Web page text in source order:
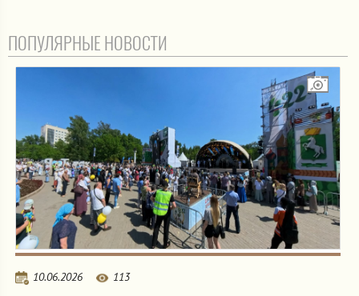
ПОПУЛЯРНЫЕ НОВОСТИ
10.06.2026 113